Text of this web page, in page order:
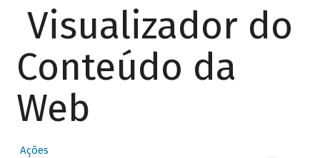
Visualizador do
Conteúdo da
Web
Ações